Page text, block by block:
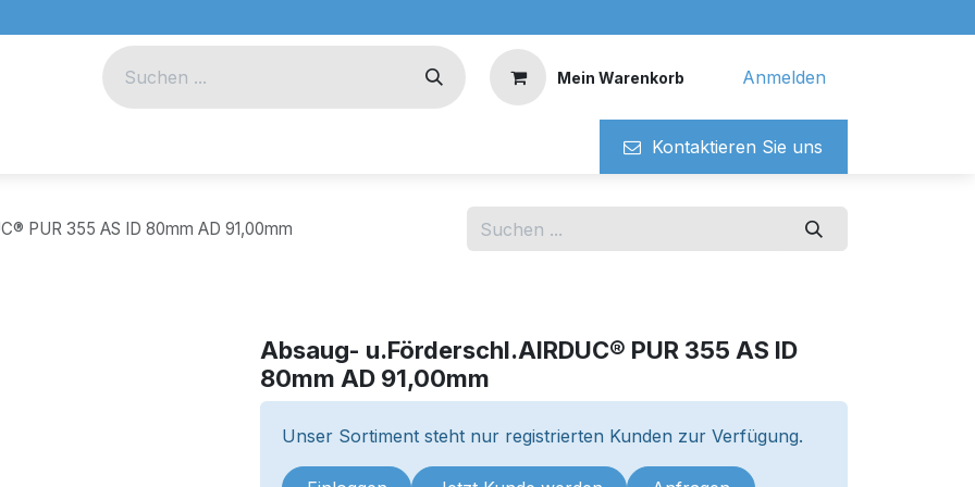
Mein Warenkorb Anmelden
Kontaktieren ​​Si​​e uns
PUR 355 AS ID 80mm AD 91,00mm
Absaug- u.Förderschl.AIRDUC® PUR 355 AS ID
80mm AD 91,00mm
Unser Sortiment steht nur registrierten Kunden zur Verfügung.